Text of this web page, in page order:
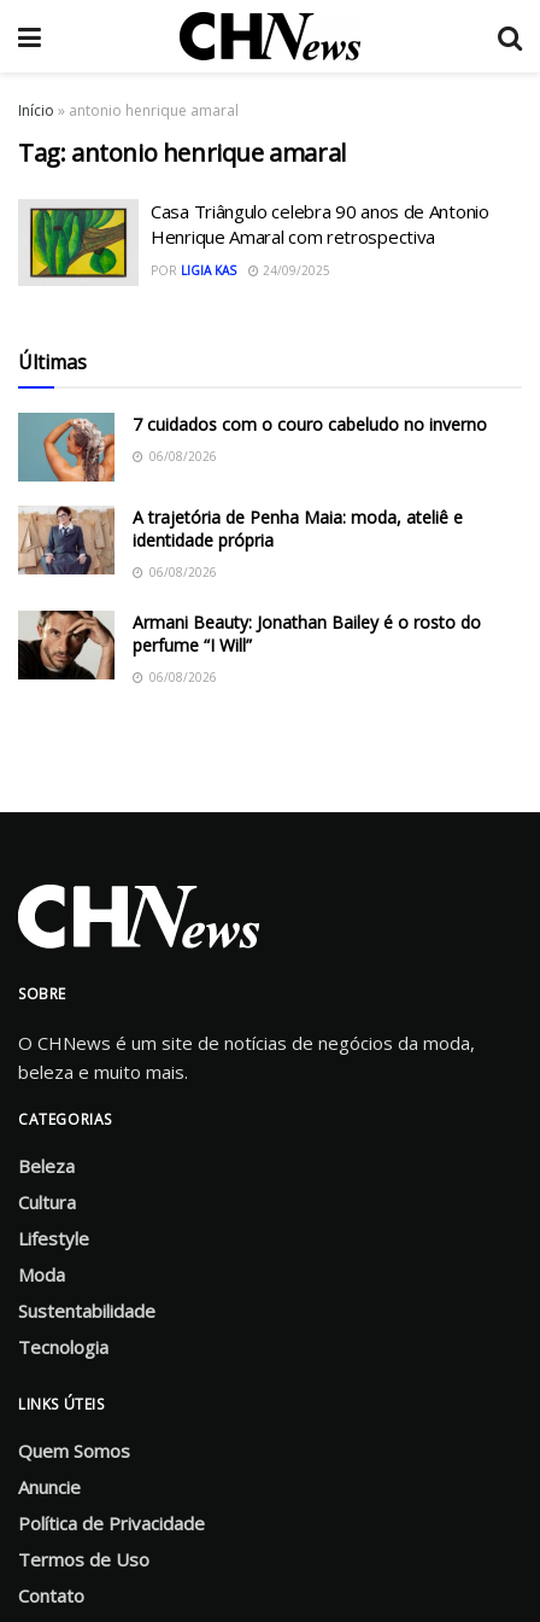
Início » antonio henrique amaral
Tag: antonio henrique amaral
Casa Triângulo celebra 90 anos de Antonio
Henrique Amaral com retrospectiva
POR LIGIA KAS 24/09/2025
Últimas
7 cuidados com o couro cabeludo no inverno
06/08/2026
A trajetória de Penha Maia: moda, ateliê e
identidade própria
06/08/2026
Armani Beauty: Jonathan Bailey é o rosto do
perfume “I Will”
06/08/2026
SOBRE
O CHNews é um site de notícias de negócios da moda,
beleza e muito mais.
CATEGORIAS
Beleza
Cultura
Lifestyle
Moda
Sustentabilidade
Tecnologia
LINKS ÚTEIS
Quem Somos
Anuncie
Política de Privacidade
Termos de Uso
Contato